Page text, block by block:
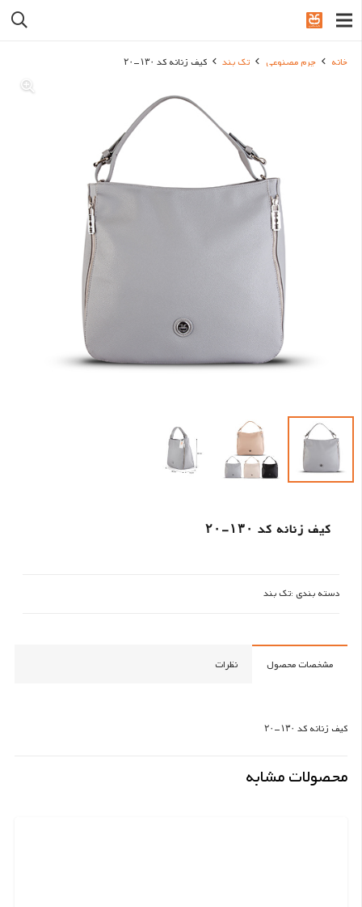
خانه چرم مصنوعی تک بند کیف زنانه کد ۱۳۰-۲۰
کیف زنانه کد ۱۳۰-۲۰
دسته بندی :تک بند
مشخصات محصول نظرات
کیف زنانه کد ۱۳۰-۲۰
محصولات مشابه